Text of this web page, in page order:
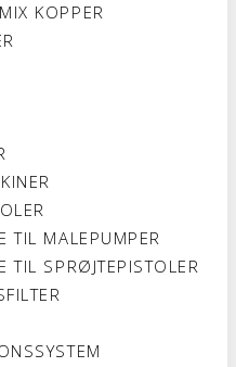
KOPPER
TIL MALEPUMPER
TIL SPRØJTEPISTOLER